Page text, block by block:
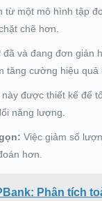
từ một mô hình tập
chẽ hơn.
đã và đang đơn giản
tăng cường hiệu quả
được thiết kế để
năng lượng.
Việc giảm số
hơn.
Phân tích